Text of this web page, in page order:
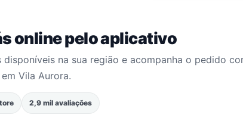
online pelo aplicativo
na sua região e acompanha o pedido
em Vila Aurora.
2,9 mil avaliações